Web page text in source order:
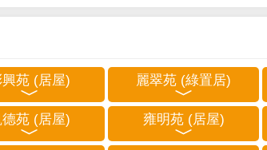
苑 (居屋) 麗翠苑 (綠置居)
苑 (居屋) 雍明苑 (居屋)